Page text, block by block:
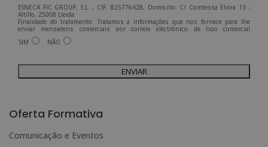
ESNECA FIC GROUP, S.L. , CIF: B25776428, Domicilio: C/ Comtessa Elvira 13 -
Altillo, 25008 Lleida.
Finalidade do tratamento: Tratamos a informações que nos fornece para lhe
enviar mensagens comerciais por correio electrónico de tipo comercial
relacionadas com os produtos oferecidos e outros produtos que possam ser do
seu interesse.
contactando-nos para o endereço admin@grupoesneca.com.
Para mais informações, consulte a nossa Política de Privacidade.
Deseja receber informação comercial (por telefone e/ou correio electrónico):
SIM NÃO
e
Oferta Formativa
Comunicação e Eventos